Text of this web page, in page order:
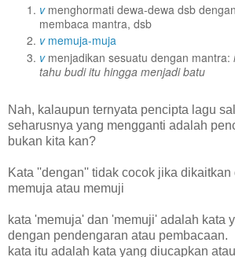
vmenghormati dewa-dewa dsb
membaca mantra, dsb
v memuja-muja
vmenjadikan sesuatu dengan mantra:
tahu budi itu hingga menjadi batu
Nah, kalaupun ternyata pencipta lagu
seharusnya yang mengganti adalah
bukan kita kan?
Kata ''dengan'' tidak cocok jika
memuja atau memuji
kata 'memuja' dan 'memuji' adalah kata
dengan pendengaran atau pembacaan.
kata itu adalah kata yang diucapkan